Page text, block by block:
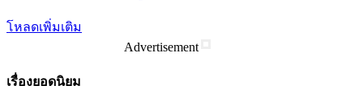
โหลดเพิ่มเติม
Advertisement
เรื่องยอดนิยม